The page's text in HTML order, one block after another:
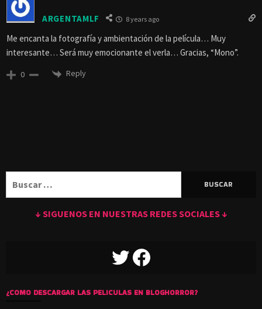
ARGENTAMLF 8 years ago
Me encanta la fotografía y ambientación de la película… Muy
interesante… Será muy emocionante el verla… Gracias, “Mono”.
0 Reply
↓ SIGUENOS EN NUESTRAS REDES SOCIALES ↓
TWITTERFACEBOOK
¿COMO DESCARGAR LAS PELICULAS EN BLOGHORROR?